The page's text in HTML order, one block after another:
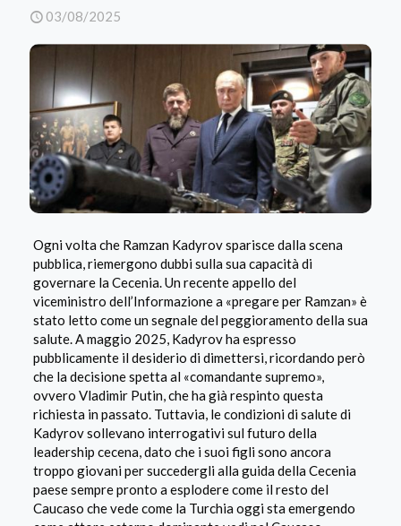
03/08/2025
Ogni volta che Ramzan Kadyrov sparisce dalla scena
pubblica, riemergono dubbi sulla sua capacità di
governare la Cecenia. Un recente appello del
viceministro dell’Informazione a «pregare per Ramzan» è
stato letto come un segnale del peggioramento della sua
salute. A maggio 2025, Kadyrov ha espresso
pubblicamente il desiderio di dimettersi, ricordando però
che la decisione spetta al «comandante supremo»,
ovvero Vladimir Putin, che ha già respinto questa
richiesta in passato. Tuttavia, le condizioni di salute di
Kadyrov sollevano interrogativi sul futuro della
leadership cecena, dato che i suoi figli sono ancora
troppo giovani per succedergli alla guida della Cecenia
paese sempre pronto a esplodere come il resto del
Caucaso che vede come la Turchia oggi sta emergendo